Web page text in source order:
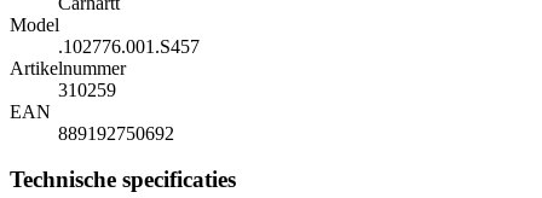
Model
.102776.001.S457
Artikelnummer
310259
EAN
889192750692
Technische specificaties